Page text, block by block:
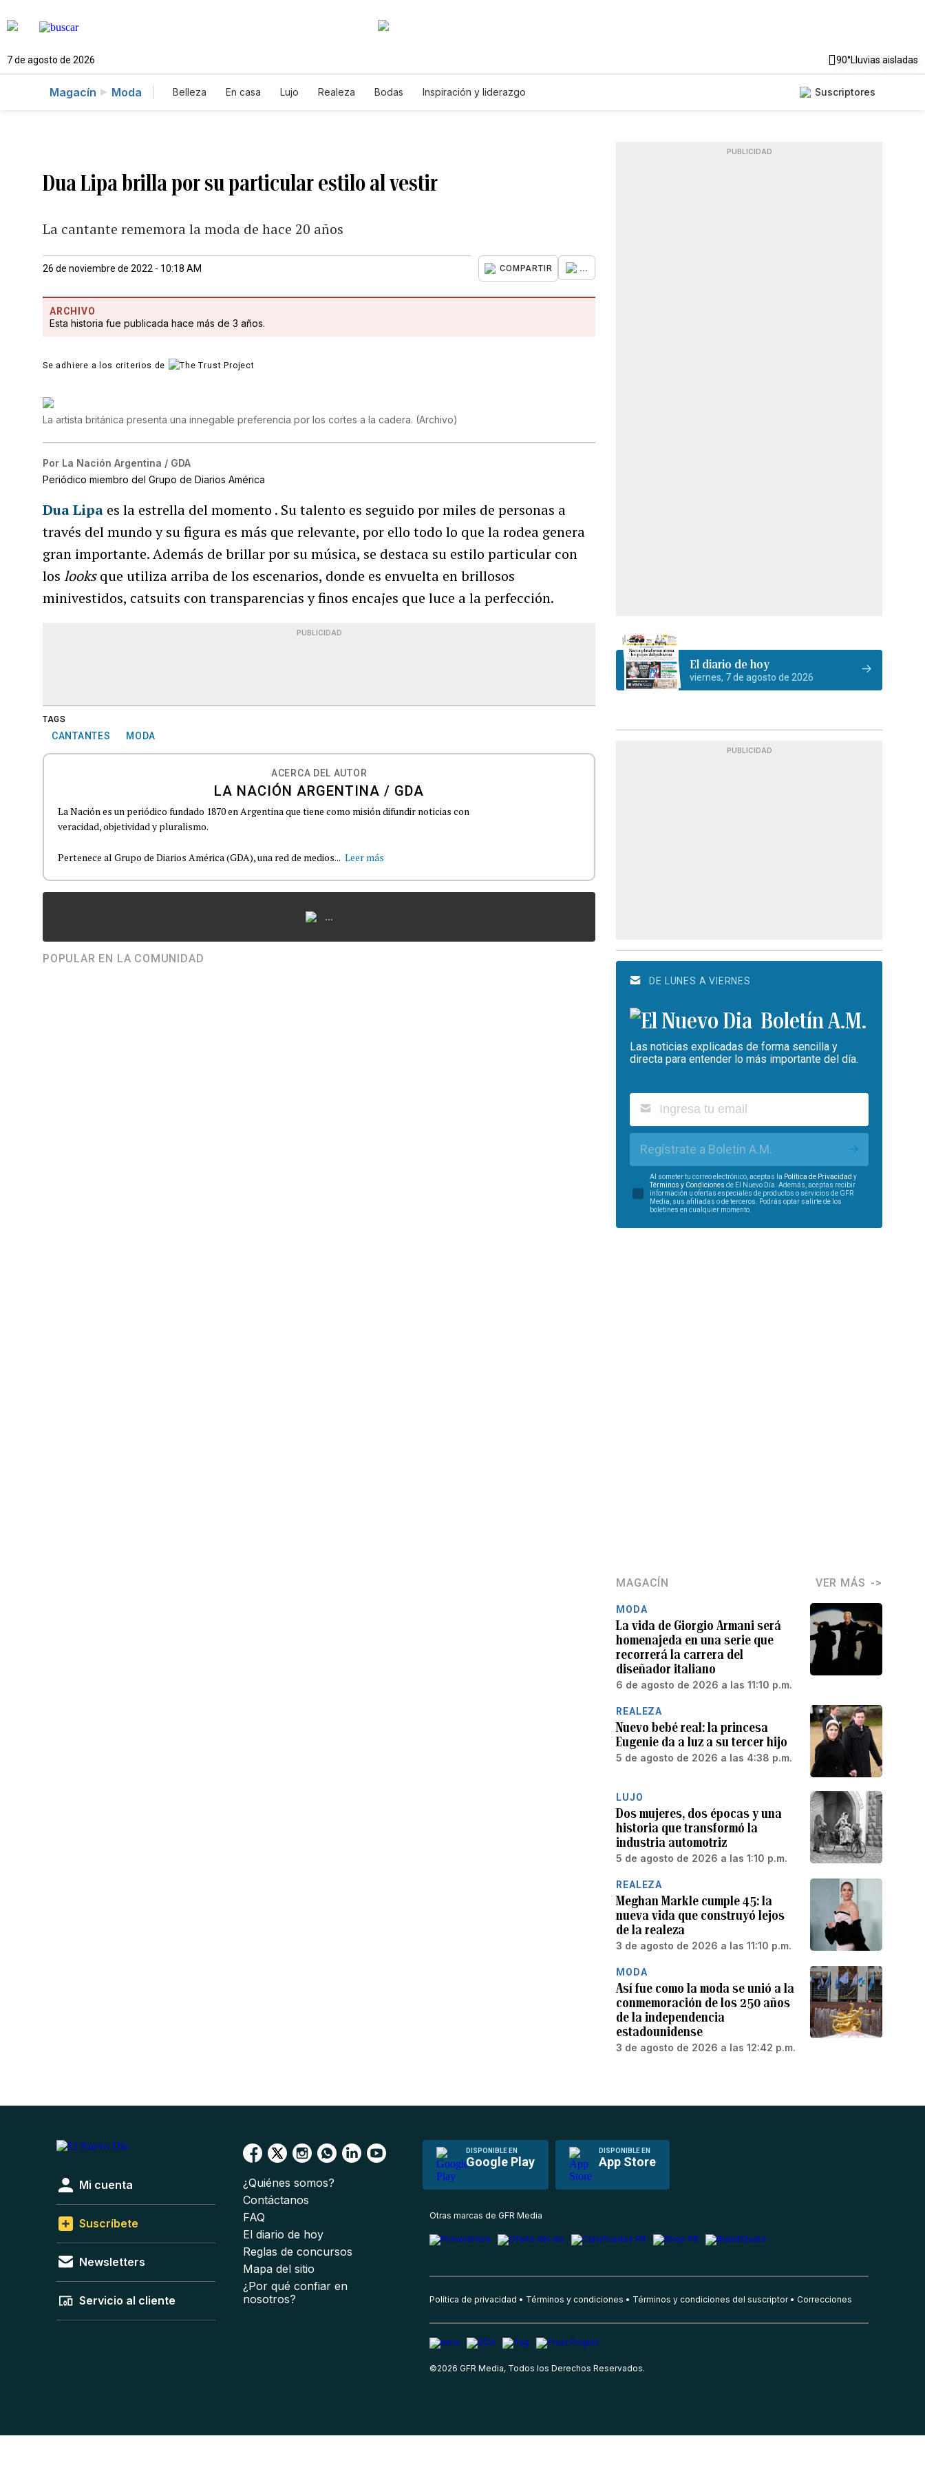
7 de agosto de 2026 90°Lluvias aisladas
Magacín Moda Belleza En casa Lujo Realeza Bodas Inspiración y liderazgo Suscriptores
Dua Lipa brilla por su particular estilo al vestir
La cantante rememora la moda de hace 20 años
26 de noviembre de 2022 - 10:18 AM COMPARTIR ...
ARCHIVO
Esta historia fue publicada hace más de 3 años.
Se adhiere a los criterios de
La artista británica presenta una innegable preferencia por los cortes a la cadera. (Archivo)
Por La Nación Argentina / GDA
Periódico miembro del Grupo de Diarios América
Dua Lipa es la estrella del momento . Su talento es seguido por miles de personas a
través del mundo y su figura es más que relevante, por ello todo lo que la rodea genera
gran importante. Además de brillar por su música, se destaca su estilo particular con
los looksque utiliza arriba de los escenarios, donde es envuelta en brillosos
minivestidos, catsuits con transparencias y finos encajes que luce a la perfección.
PUBLICIDAD
TAGS
CANTANTES MODA
ACERCA DEL AUTOR
LA NACIÓN ARGENTINA / GDA
La Nación es un periódico fundado 1870 en Argentina que tiene como misión difundir noticias con
veracidad, objetividad y pluralismo.
Pertenece al Grupo de Diarios América (GDA), una red de medios... Leer más
...
POPULAR EN LA COMUNIDAD
PUBLICIDAD
El diario de hoy
viernes, 7 de agosto de 2026
PUBLICIDAD
DE LUNES A VIERNES
Boletín A.M.
Las noticias explicadas de forma sencilla y
directa para entender lo más importante del día.
Regístrate a Boletín A.M.
Al someter tu correo electrónico, aceptas la Política de Privacidad y
Términos y Condiciones de El Nuevo Día. Además, aceptas recibir
información u ofertas especiales de productos o servicios de GFR
Media, sus afiliadas o de terceros. Podrás optar salirte de los
boletines en cualquier momento.
MAGACÍN VER MÁS
MODA
La vida de Giorgio Armani será
homenajeda en una serie que
recorrerá la carrera del
diseñador italiano
6 de agosto de 2026 a las 11:10 p.m.
REALEZA
Nuevo bebé real: la princesa
Eugenie da a luz a su tercer hijo
5 de agosto de 2026 a las 4:38 p.m.
LUJO
Dos mujeres, dos épocas y una
historia que transformó la
industria automotriz
5 de agosto de 2026 a las 1:10 p.m.
REALEZA
Meghan Markle cumple 45: la
nueva vida que construyó lejos
de la realeza
3 de agosto de 2026 a las 11:10 p.m.
MODA
Así fue como la moda se unió a la
conmemoración de los 250 años
de la independencia
estadounidense
3 de agosto de 2026 a las 12:42 p.m.
DISPONIBLE EN
Google Play
DISPONIBLE EN
App Store
Mi cuenta
Suscríbete
Newsletters
Servicio al cliente
¿Quiénes somos?
Contáctanos
FAQ
El diario de hoy
Reglas de concursos
Mapa del sitio
¿Por qué confiar en
nosotros?
Otras marcas de GFR Media
Política de privacidad Términos y condiciones Términos y condiciones del suscriptor Correcciones
©2026 GFR Media, Todos los Derechos Reservados.